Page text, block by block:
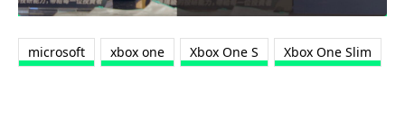
microsoft xbox one Xbox One S Xbox One Slim